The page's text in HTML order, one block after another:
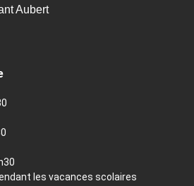
Aubert
les vacances scolaires